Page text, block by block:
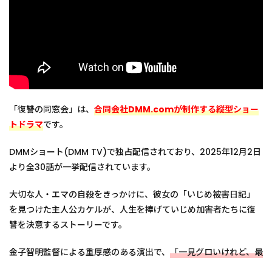
「復讐の同窓会」は、 合同会社DMM.comが制作する縦型ショー
トドラマです。
DMMショート(DMM TV)で独占配信されており、2025年12月2日
より全30話が一挙配信されています。
大切な人・エマの自殺をきっかけに、彼女の「いじめ被害日記」
を見つけた主人公カケルが、人生を捧げていじめ加害者たちに復
讐を決意するストーリーです。
金子智明監督による重厚感のある演出で、 「一見グロいけれど、最